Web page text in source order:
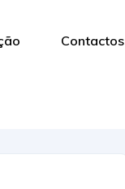
Contactos